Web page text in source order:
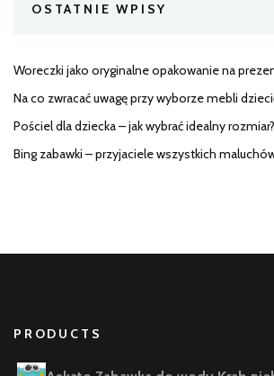
OSTATNIE WPISY
Woreczki jako oryginalne opakowanie na
Na co zwracać uwagę przy wyborze mebli
Pościel dla dziecka – jak wybrać idealny rozmiar?
Bing zabawki – przyjaciele wszystkich
PRODUCTS